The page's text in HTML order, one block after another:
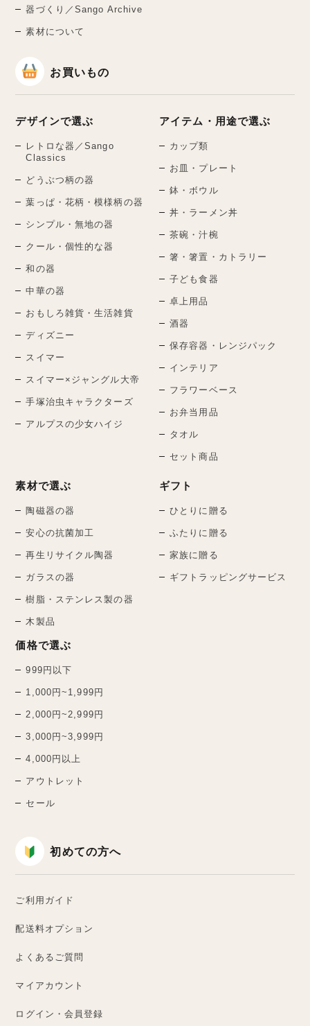
器づくり／Sango Archive
素材について
お買いもの
デザインで選ぶ
レトロな器／Sango
Classics
どうぶつ柄の器
葉っぱ・花柄・模様柄の器
シンプル・無地の器
クール・個性的な器
和の器
中華の器
おもしろ雑貨・生活雑貨
ディズニー
スイマー
スイマー×ジャングル大帝
手塚治虫キャラクターズ
アルプスの少女ハイジ
アイテム・用途で選ぶ
カップ類
お皿・プレート
鉢・ボウル
丼・ラーメン丼
茶碗・汁椀
箸・箸置・カトラリー
子ども食器
卓上用品
酒器
保存容器・レンジパック
インテリア
フラワーベース
お弁当用品
タオル
セット商品
素材で選ぶ
陶磁器の器
安心の抗菌加工
再生リサイクル陶器
ガラスの器
樹脂・ステンレス製の器
木製品
価格で選ぶ
999円以下
1,000円~1,999円
2,000円~2,999円
3,000円~3,999円
4,000円以上
アウトレット
セール
ギフト
ひとりに贈る
ふたりに贈る
家族に贈る
ギフトラッピングサービス
初めての方へ
ご利用ガイド
配送料オプション
よくあるご質問
マイアカウント
ログイン・会員登録